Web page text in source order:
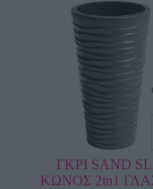
ΓΚΡΙ SAND
ΚΩΝΟΣ 2in1